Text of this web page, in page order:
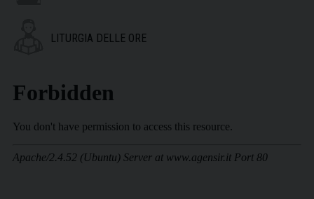
LITURGIA DELLE ORE